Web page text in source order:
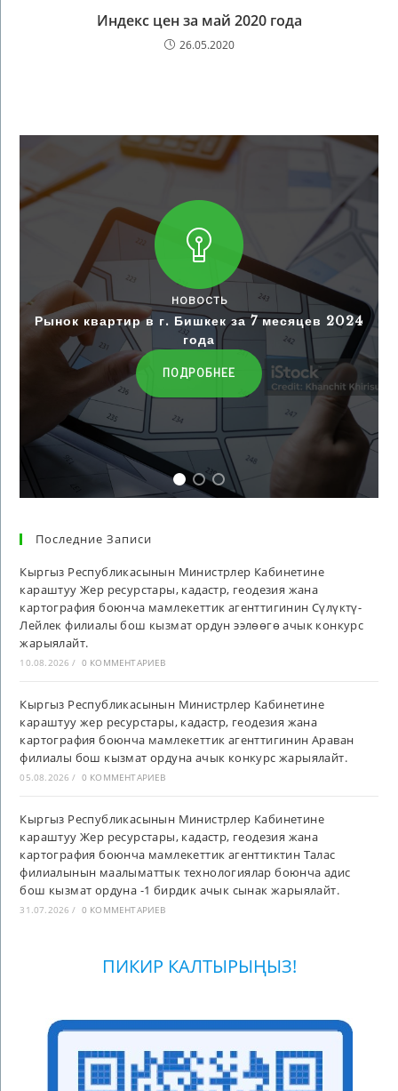
Индекс цен за май 2020 года
26.05.2020
НОВОСТЬ
Рынок квартир в г. Бишкек за 7 месяцев 2024
года
ПОДРОБНЕЕ
Последние Записи
Кыргыз Республикасынын Министрлер Кабинетине
караштуу Жер ресурстары, кадастр, геодезия жана
картография боюнча мамлекеттик агенттигинин Сүлүктү-
Лейлек филиалы бош кызмат ордун ээлөөгө ачык конкурс
жарыялайт.
10.08.2026 / 0 КОММЕНТАРИЕВ
Кыргыз Республикасынын Министрлер Кабинетине
караштуу жер ресурстары, кадастр, геодезия жана
картография боюнча мамлекеттик агенттигинин Араван
филиалы бош кызмат ордуна ачык конкурс жарыялайт.
05.08.2026 / 0 КОММЕНТАРИЕВ
Кыргыз Республикасынын Министрлер Кабинетине
караштуу Жер ресурстары, кадастр, геодезия жана
картография боюнча мамлекеттик агенттиктин Талас
филиалынын маалыматтык технологиялар боюнча адис
бош кызмат ордуна -1 бирдик ачык сынак жарыялайт.
31.07.2026 / 0 КОММЕНТАРИЕВ
ПИКИР КАЛТЫРЫҢЫЗ!